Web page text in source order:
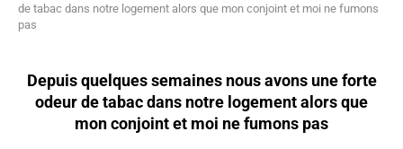
de tabac dans notre logement alors que mon conjoint et moi ne fumons
pas
Depuis quelques semaines nous avons une forte
odeur de tabac dans notre logement alors que
mon conjoint et moi ne fumons pas